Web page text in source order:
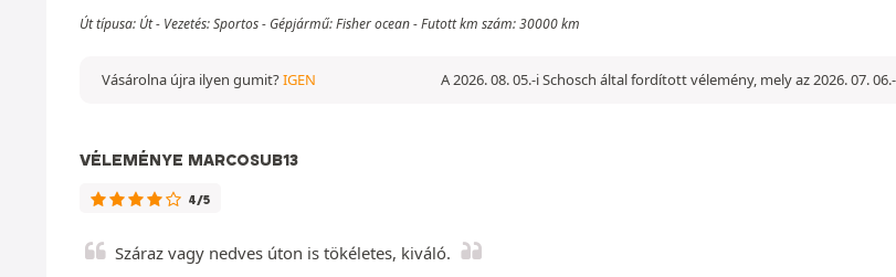
Út típusa: Út - Vezetés: Sportos - Gépjármű: Fisher ocean - Futott km szám: 30000 km
A 2026. 08. 05.-i Schosch által fordított vélemény, mely az 2026. 07.
Vásárolna újra ilyen gumit?IGEN
VÉLEMÉNYE MARCOSUB13
4/5
Száraz vagy nedves úton is tökéletes, kiváló.